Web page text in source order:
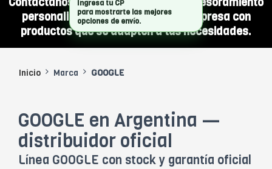
personalizado para equipar a tu empresa con
productos que se adapten a tus necesidades.
Inicio Marca GOOGLE
GOOGLE en Argentina —
distribuidor oficial
Línea GOOGLE con stock y garantía oficial
Ingresa tu CP
para mostrarte las mejores
opciones de envío.